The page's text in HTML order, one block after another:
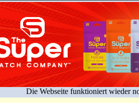
Die Webseite funktioniert wieder